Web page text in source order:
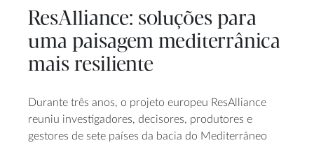
ResAlliance: soluções para
uma paisagem mediterrânica
mais resiliente
Durante três anos, o projeto europeu ResAlliance
reuniu investigadores, decisores, produtores e
gestores de sete países da bacia do Mediterrâneo